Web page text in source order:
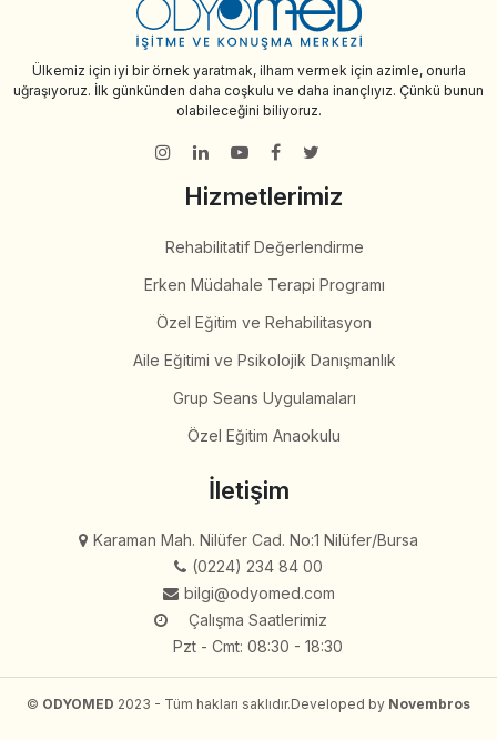
Ülkemiz için iyi bir örnek yaratmak, ilham vermek için azimle, onurla
uğraşıyoruz. İlk günkünden daha coşkulu ve daha inançlıyız. Çünkü bunun
olabileceğini biliyoruz.
Hizmetlerimiz
Rehabilitatif Değerlendirme
Erken Müdahale Terapi Programı
Özel Eğitim ve Rehabilitasyon
Aile Eğitimi ve Psikolojik Danışmanlık
Grup Seans Uygulamaları
Özel Eğitim Anaokulu
İletişim
Karaman Mah. Nilüfer Cad. No:1 Nilüfer/Bursa
(0224) 234 84 00
bilgi@odyomed.com
Çalışma Saatlerimiz
Pzt - Cmt: 08:30 - 18:30
© ODYOMED 2023 - Tüm hakları saklıdır.Developed by Novembros